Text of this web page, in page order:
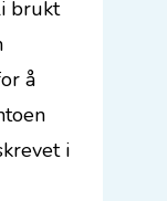
brukt
å
i